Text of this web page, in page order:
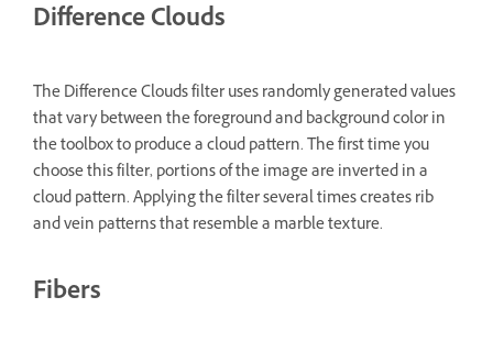
Difference Clouds
The Difference Clouds filter uses randomly generated values
that vary between the foreground and background color in
the toolbox to produce a cloud pattern. The first time you
choose this filter, portions of the image are inverted in a
cloud pattern. Applying the filter several times creates rib
and vein patterns that resemble a marble texture.
Fibers